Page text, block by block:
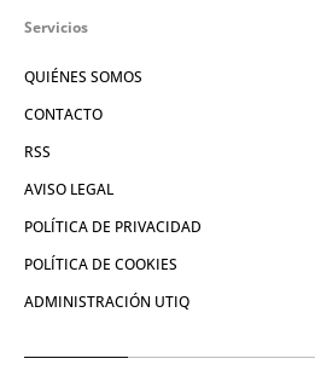
Servicios
QUIÉNES SOMOS
CONTACTO
RSS
AVISO LEGAL
POLÍTICA DE PRIVACIDAD
POLÍTICA DE COOKIES
ADMINISTRACIÓN UTIQ